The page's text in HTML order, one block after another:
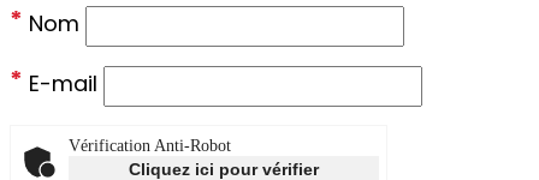
Nom
*
E-mail
*
Vérification Anti-Robot
Cliquez ici pour vérifier